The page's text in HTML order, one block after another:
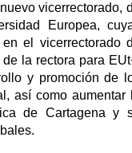
vicerrectorado,
Europea,
el vicerrectorado
la rectora para
y promoción de
así como aumentar
de Cartagena y